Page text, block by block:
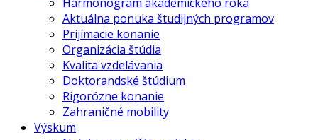
Harmonogram akademického roka
Aktuálna ponuka študijných programov
Prijímacie konanie
Organizácia štúdia
Kvalita vzdelávania
Doktorandské štúdium
Rigorózne konanie
Zahraničné mobility
Výskum